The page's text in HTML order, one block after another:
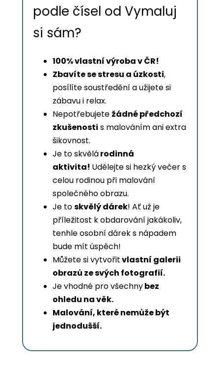
podle čísel od Vymaluj
si sám?
100% vlastní výroba v ČR!
Zbavíte se stresu a úzkosti,
posílíte soustředění a užijete si
zábavu i relax.
Nepotřebujete žádné předchozí
zkušenosti s malováním ani extra
šikovnost.
Je to skvělárodinná
aktivita! Udělejte si hezký večer s
celou rodinou při malování
společného obrazu.
Je toskvělý dárek! Ať už je
příležitost k obdarování jakákoliv,
tenhle osobní dárek s nápadem
bude mít úspěch!
Můžete si vytvořitvlastní galerii
obrazů ze svých fotografií.
Je vhodné pro všechnybez
ohledu na věk.
Malování, které nemůže být
jednodušší.